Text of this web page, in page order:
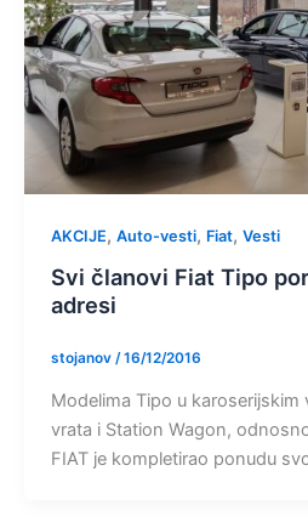
AKCIJE, Auto-vesti, Fiat, Vesti
Svi članovi Fiat Tipo
adresi
stojanov /16/12/2016
Modelima Tipo u karoserijskim
vrata i Station Wagon,
FIAT je kompletirao ponudu